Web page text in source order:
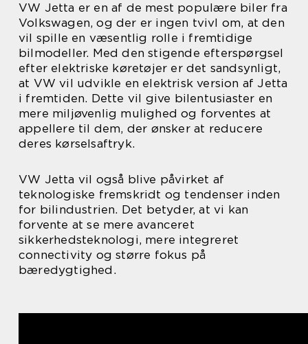
VW Jetta er en af de mest populære biler fra
Volkswagen, og der er ingen tvivl om, at den
vil spille en væsentlig rolle i fremtidige
bilmodeller. Med den stigende efterspørgsel
efter elektriske køretøjer er det sandsynligt,
at VW vil udvikle en elektrisk version af Jetta
i fremtiden. Dette vil give bilentusiaster en
mere miljøvenlig mulighed og forventes at
appellere til dem, der ønsker at reducere
deres kørselsaftryk.
VW Jetta vil også blive påvirket af
teknologiske fremskridt og tendenser inden
for bilindustrien. Det betyder, at vi kan
forvente at se mere avanceret
sikkerhedsteknologi, mere integreret
connectivity og større fokus på
bæredygtighed.